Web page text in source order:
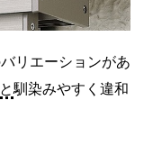
リエーションがあ
馴染みやすく違和